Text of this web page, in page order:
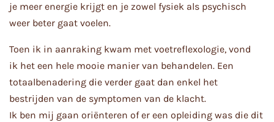
je meer energie krijgt en je zowel fysiek als psychisch
weer beter gaat voelen.
Toen ik in aanraking kwam met voetreflexologie, vond
ik het een hele mooie manier van behandelen. Een
totaalbenadering die verder gaat dan enkel het
bestrijden van de symptomen van de klacht.
Ik ben mij gaan oriënteren of er een opleiding was die dit